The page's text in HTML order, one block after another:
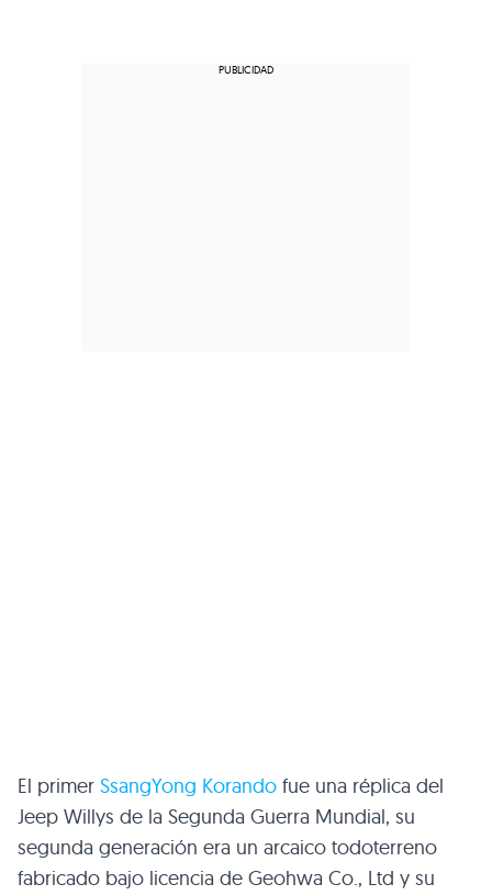
El primer SsangYong Korando fue una réplica del
Jeep Willys de la Segunda Guerra Mundial, su
segunda generación era un arcaico todoterreno
fabricado bajo licencia de Geohwa Co., Ltd y su